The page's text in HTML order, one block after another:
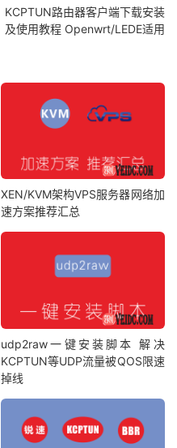
KCPTUN路由器客户端下载安装
及使用教程 Openwrt/LEDE适用
XEN/KVM架构VPS服务器网络加
速方案推荐汇总
udp2raw一键安装脚本 解决
KCPTUN等UDP流量被QOS限速
掉线